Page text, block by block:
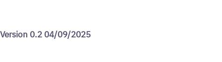
Version 0.2 04/09/2025